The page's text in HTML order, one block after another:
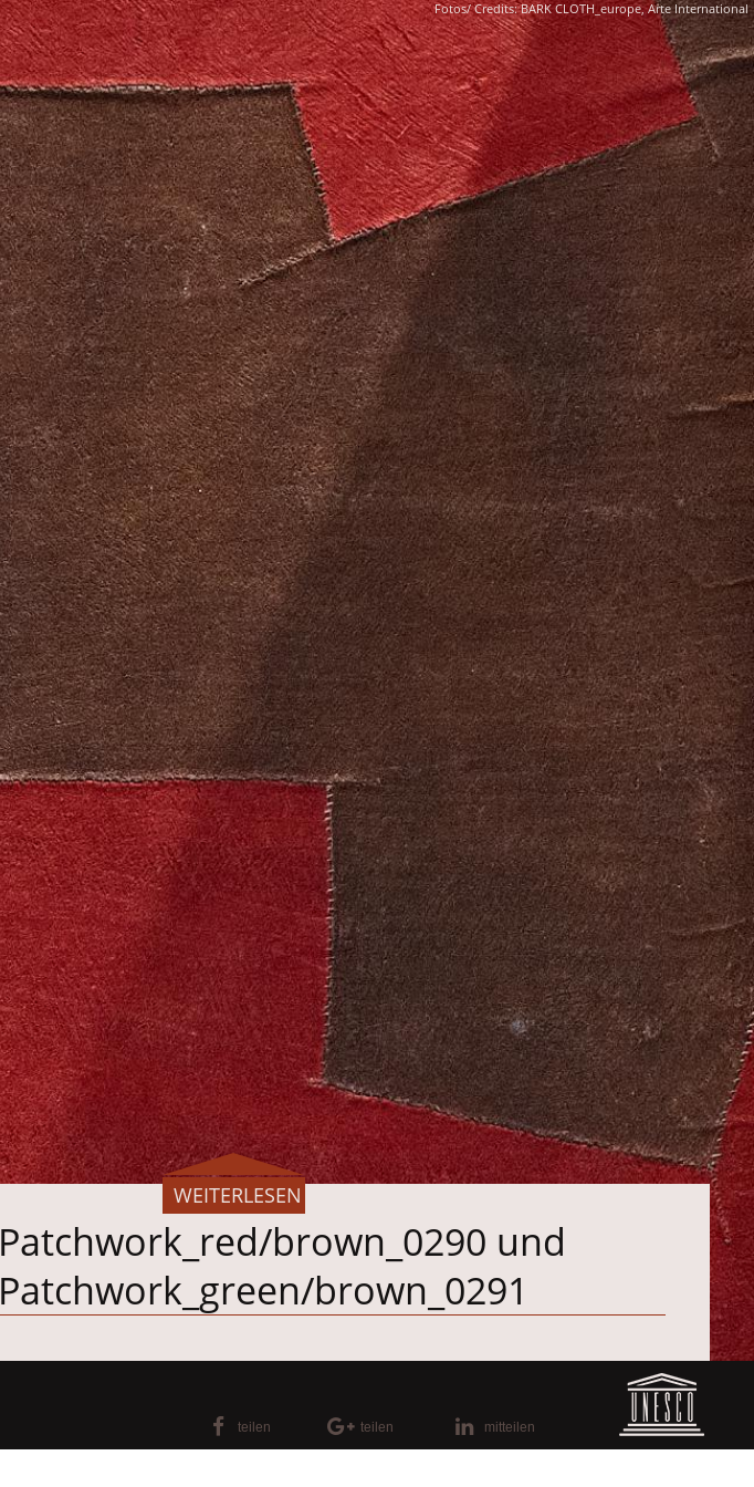
_Patchwork_red/brown_0290 und
_Patchwork_green/brown_0291
teilen teilen mitteilen
WEITERLESEN
Fotos/ Credits: BARK CLOTH_europe, Arte International